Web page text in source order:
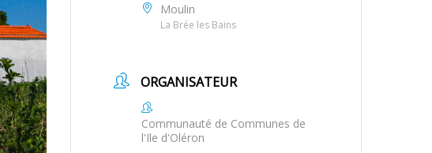
Moulin
La Brée les Bains
ORGANISATEUR
Communauté de Communes de
l'Ile d'Oléron